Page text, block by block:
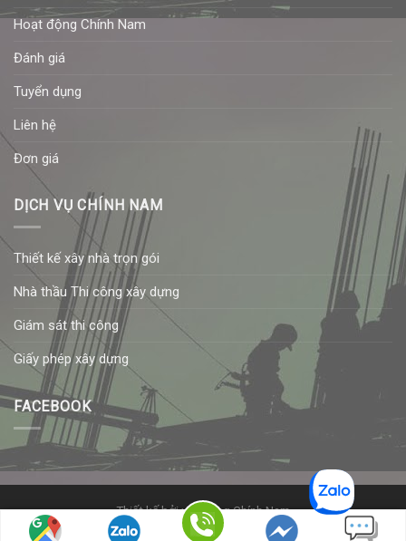
Hoạt động Chính Nam
Đánh giá
Tuyển dụng
Liên hệ
Đơn giá
DỊCH VỤ CHÍNH NAM
Thiết kế xây nhà trọn gói
Nhà thầu Thi công xây dựng
Giám sát thi công
Giấy phép xây dựng
FACEBOOK
Thiết kếbởi xây dựng Chính Nam